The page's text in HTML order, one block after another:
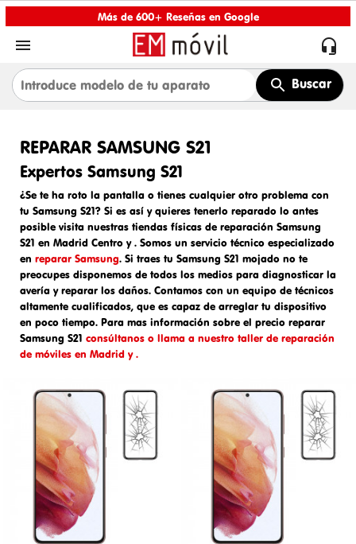
Más de 600+ Reseñas en Google
 
Buscar
REPARAR SAMSUNG S21
Expertos Samsung S21
¿Se te ha roto la pantalla o tienes cualquier otro problema con
tu Samsung S21? Si es así y quieres tenerlo reparado lo antes
posible visita nuestras tiendas físicas de reparación Samsung
S21 en Madrid Centro y. Somos un servicio técnico especializado
en reparar Samsung. Si traes tu Samsung S21 mojado no te
preocupes disponemos de todos los medios para diagnosticar la
avería y reparar los daños. Contamos con un equipo de técnicos
altamente cualificados, que es capaz de arreglar tu dispositivo
en poco tiempo. Para mas información sobre el precio reparar
Samsung S21 consúltanos o llama a nuestro taller de reparación
de móviles en Madrid y .